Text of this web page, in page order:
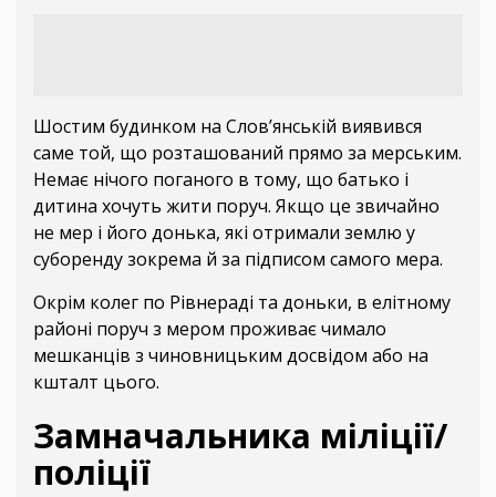
Шостим будинком на Слов’янській виявився
саме той, що розташований прямо за мерським.
Немає нічого поганого в тому, що батько і
дитина хочуть жити поруч. Якщо це звичайно
не мер і його донька, які отримали землю у
суборенду зокрема й за підписом самого мера.
Окрім колег по Рівнераді та доньки, в елітному
районі поруч з мером проживає чимало
мешканців з чиновницьким досвідом або на
кшталт цього.
Замначальника міліції/
поліції